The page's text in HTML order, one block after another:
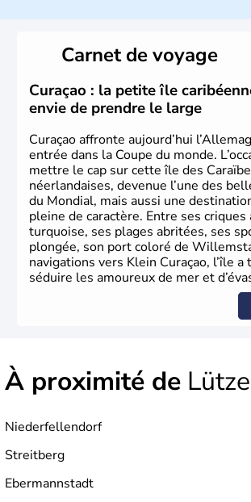
conservateur.Carnet de voyage
Curaçao : la petite île
envie de prendre le large
Curaçao affronte aujourd’hui
entrée dans la Coupe du monde.
mettre le cap sur cette île des
néerlandaises, devenue l’une des
du Mondial, mais aussi une
pleine de caractère. Entre ses criques
turquoise, ses plages abritées, ses
plongée, son port coloré de
navigations vers Klein Curaçao, l’île
séduire les amoureux de mer et
À proximité de
Niederfellendorf
Streitberg
Ebermannstadt